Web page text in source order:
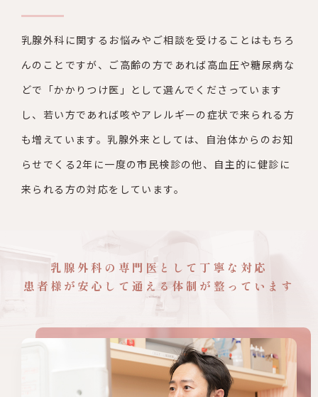
乳腺外科に関するお悩みやご相談を受けることはもちろ
んのことですが、ご高齢の方であれば高血圧や糖尿病な
どで「かかりつけ医」 として選んでくださっています
し、若い方であれば咳やアレルギーの症状で来られる方
も増えています。乳腺外来としては、自治体か らのお知
らせでくる2年に一度の市民検診の他、自主的に健診に
来ら れる方の対応をしています。
乳腺外科の専門医として 丁寧な対応
患者様が安心して 通える体制が整っています